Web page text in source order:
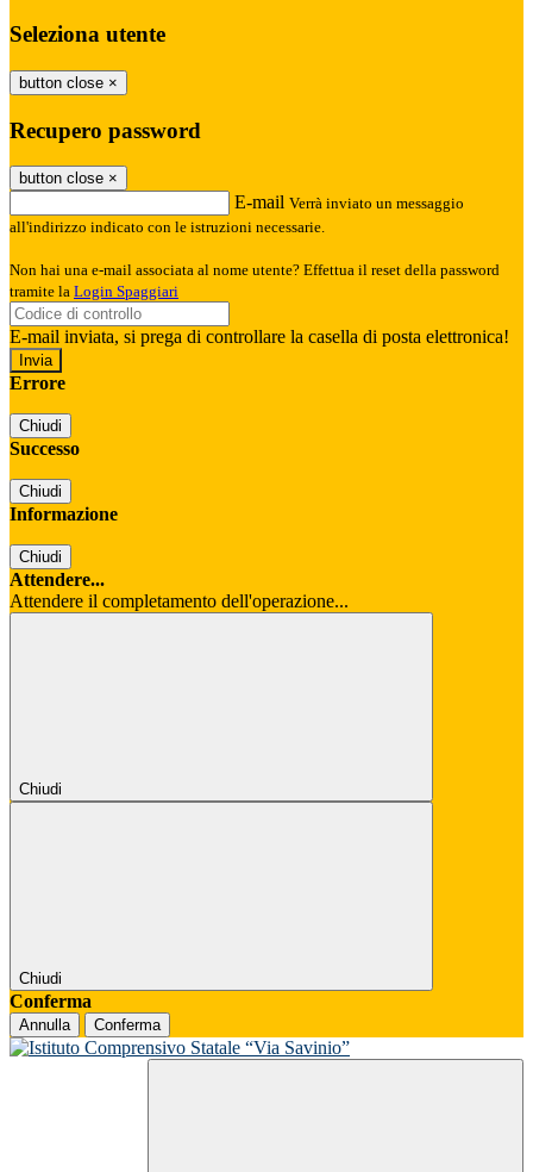
Seleziona utente
button close ×
Recupero password
button close ×
E-mail Verrà inviato un messaggio
all'indirizzo indicato con le istruzioni necessarie.
Non hai una e-mail associata al nome utente? Effettua il reset della password
tramite la Login Spaggiari
E-mail inviata, si prega di controllare la casella di posta elettronica!
Errore
Chiudi
Successo
Chiudi
Informazione
Chiudi
Attendere...
Attendere il completamento dell'operazione...
Chiudi
Chiudi
Conferma
Annulla Conferma